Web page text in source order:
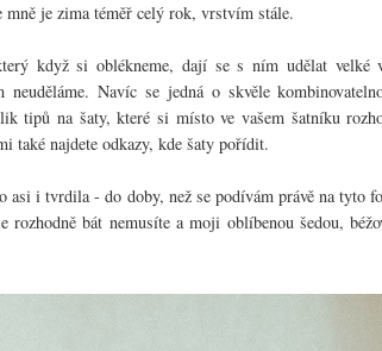
mně je zima téměř celý rok, vrstvím stále.
když si oblékneme, dají se s ním udělat velké
Navíc se jedná o skvěle
tipů na šaty, které si místo ve vašem šatníku
také najdete odkazy, kde šaty pořídit.
i tvrdila - do doby, než se podívám právě na tyto
bát nemusíte a moji oblíbenou šedou,